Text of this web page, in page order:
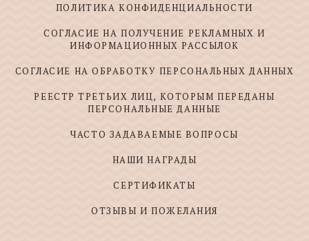
ПОЛИТИКА КОНФИДЕНЦИАЛЬНОСТИ
СОГЛАСИЕ НА ПОЛУЧЕНИЕ РЕКЛАМНЫХ И
ИНФОРМАЦИОННЫХ РАССЫЛОК
СОГЛАСИЕ НА ОБРАБОТКУ ПЕРСОНАЛЬНЫХ ДАННЫХ
РЕЕСТР ТРЕТЬИХ ЛИЦ, КОТОРЫМ ПЕРЕДАНЫ
ПЕРСОНАЛЬНЫЕ ДАННЫЕ
ЧАСТО ЗАДАВАЕМЫЕ ВОПРОСЫ
НАШИ НАГРАДЫ
СЕРТИФИКАТЫ
ОТЗЫВЫ И ПОЖЕЛАНИЯ